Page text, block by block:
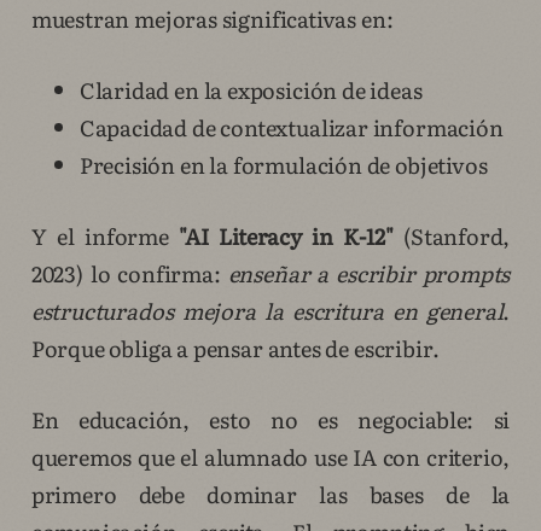
muestran mejoras significativas en:
Claridad en la exposición de ideas
Capacidad de contextualizar información
Precisión en la formulación de objetivos
Y el informe "AI Literacy in K-12"(Stanford,
2023) lo confirma: enseñar a escribir prompts
estructurados mejora la escritura en general.
Porque obliga a pensar antes de escribir.
En educación, esto no es negociable: si
queremos que el alumnado use IA con criterio,
primero debe dominar las bases de la